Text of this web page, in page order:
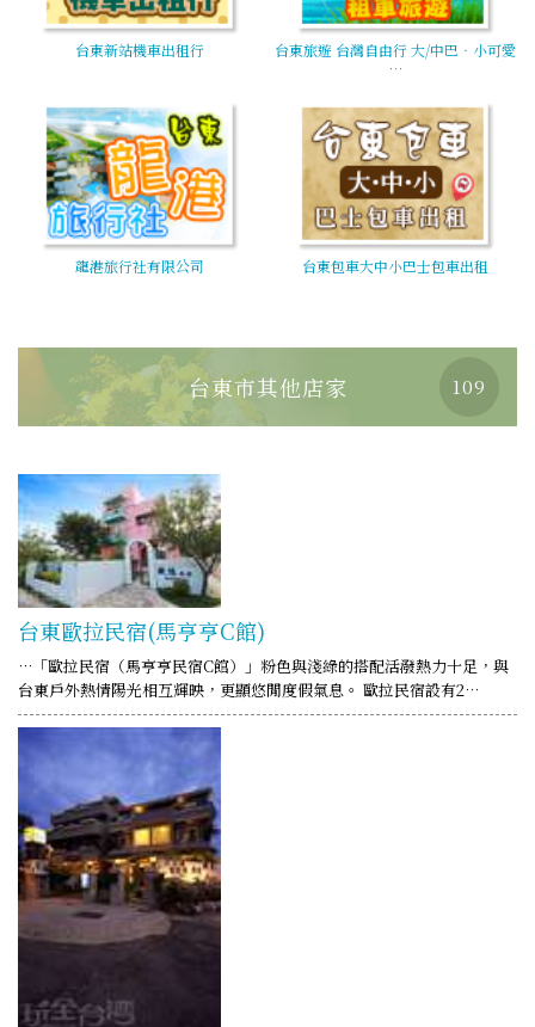
台東新站機車出租行
台東旅遊 台灣自由行 大/中巴‧小可愛
…
龍港旅行社有限公司 台東包車大中小巴士包車出租
台東市其他店家 109
台東歐拉民宿(馬亨亨C館)
…「歐拉民宿（馬亨亨民宿C館）」粉色與淺綠的搭配活潑熱力十足，與
台東戶外熱情陽光相互輝映，更顯悠閒度假氣息。 歐拉民宿設有2…